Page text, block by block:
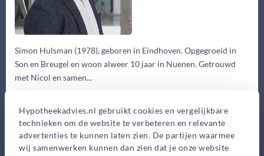
Hypotheekadvies.nl gebruikt cookies en vergelijkbare
technieken om de website te verbeteren en relevante
advertenties te kunnen laten zien. De partijen waarmee
wij samenwerken kunnen dan zien dat je onze website
Simon Hulsman (1978), geboren in Eindhoven. Opgegroeid in
Son en Breugel en woon alweer 10 jaar in Nuenen. Getrouwd
met Nicol en samen...
0,-
Advieskosten
2.325,-